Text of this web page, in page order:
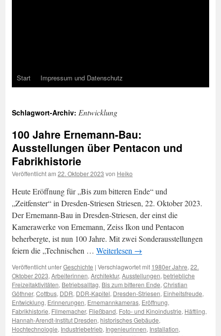
Start Impressum und Datenschutz
Schlagwort-Archiv: Entwicklung
100 Jahre Ernemann-Bau:
Ausstellungen über Pentacon und
Fabrikhistorie
Veröffentlicht am 22. Oktober 2023 von Heiko
Heute Eröffnung für „Bis zum bitteren Ende“ und
„Zeitfenster“ in Dresden-Striesen Striesen, 22. Oktober 2023.
Der Ernemann-Bau in Dresden-Striesen, der einst die
Kamerawerke von Ernemann, Zeiss Ikon und Pentacon
beherbergte, ist nun 100 Jahre. Mit zwei Sonderausstellungen
feiern die „Technischen … Weiterlesen →
Veröffentlicht unterGeschichte | Verschlagwortet mit 1980er Jahre, 22.
Oktober 2023, Arbeiterinnen, Architektur, Ausstellungen, betriebliche
Freizeitaktivitäten, Betriebsalltag, Bis zum bitteren Ende, Christian
Göthner, Cottbus, DDR, DDR-Kapitel, Dresden-Striesen, Einheitsfreude,
Entwicklung, Erinnerungen, Ernemannkameras, Eröffnung,
Fabrikhistorie, Filmemacher, Fließband, Foto- und Kinoindustrie, Häftling,
Hannah-Arendt-Institut Dresden, historisches Gebäude,
Hochtechnologie, Industriebetrieb, Ingenieurinnen, Installation,